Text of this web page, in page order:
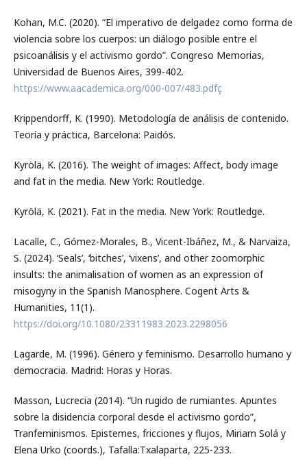
Kohan, M.C. (2020). “El imperativo de delgadez como forma de
violencia sobre los cuerpos: un diálogo posible entre el
psicoanálisis y el activismo gordo”. Congreso Memorias,
Universidad de Buenos Aires, 399-402.
https://www.aacademica.org/000-007/483.pdfç
Krippendorff, K. (1990). Metodología de análisis de contenido.
Teoría y práctica, Barcelona: Paidós.
Kyrölä, K. (2016). The weight of images: Affect, body image
and fat in the media. New York: Routledge.
Kyrölä, K. (2021). Fat in the media. New York: Routledge.
Lacalle, C., Gómez-Morales, B., Vicent-Ibáñez, M., & Narvaiza,
S. (2024). ‘Seals’, ‘bitches’, ‘vixens’, and other zoomorphic
insults: the animalisation of women as an expression of
misogyny in the Spanish Manosphere. Cogent Arts &
Humanities, 11(1).
https://doi.org/10.1080/23311983.2023.2298056
Lagarde, M. (1996). Género y feminismo. Desarrollo humano y
democracia. Madrid: Horas y Horas.
Masson, Lucrecia (2014). “Un rugido de rumiantes. Apuntes
sobre la disidencia corporal desde el activismo gordo”,
Tranfeminismos. Epistemes, fricciones y flujos, Miriam Solá y
Elena Urko (coords.), Tafalla:Txalaparta, 225-233.